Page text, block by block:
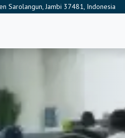
Sarolangun, Jambi 37481, Indonesia